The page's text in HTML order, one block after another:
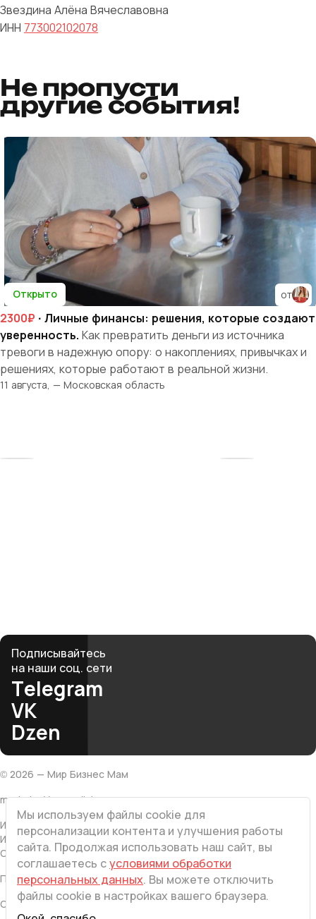
Звездина Алёна Вячеславовна
ИНН 773002102078
Не пропусти
другие события!
Открыто от
2300₽ · Личные финансы: решения, которые создают
уверенность. Как превратить деньги из источника
тревоги в надежную опору: о накоплениях, привычках и
решениях, которые работают в реальной жизни.
11 августа, — Московская область
Подписывайтесь
на наши соц. сети
Telegram
VK
Dzen
© 2026 — Мир Бизнес Мам
Политика конфиденциальности
Оферта
made by Vesna.click
ИП Хатамова Л.В
ИНН 616501203767
ОГРНИП 308616522400063
Мы используем файлы cookie для
персонализации контента и улучшения работы
сайта. Продолжая использовать наш сайт, вы
соглашаетесь с условиями обработки
персональных данных. Вы можете отключить
файлы cookie в настройках вашего браузера.